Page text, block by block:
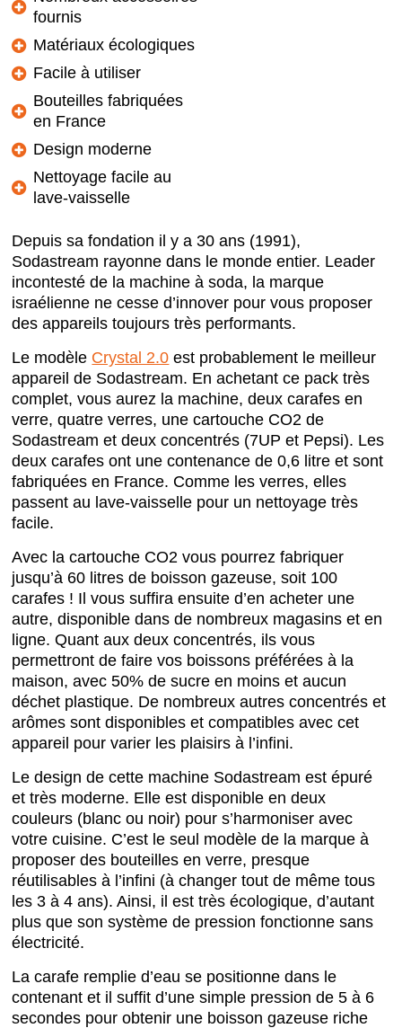
fournis
Matériaux écologiques
Facile à utiliser
Bouteilles fabriquées
en France
Design moderne
Nettoyage facile au
lave-vaisselle
Depuis sa fondation il y a 30 ans (1991),
Sodastream rayonne dans le monde entier. Leader
incontesté de la machine à soda, la marque
israélienne ne cesse d’innover pour vous proposer
des appareils toujours très performants.
Le modèle Crystal 2.0 est probablement le meilleur
appareil de Sodastream. En achetant ce pack très
complet, vous aurez la machine, deux carafes en
verre, quatre verres, une cartouche CO2 de
Sodastream et deux concentrés (7UP et Pepsi). Les
deux carafes ont une contenance de 0,6 litre et sont
fabriquées en France. Comme les verres, elles
passent au lave-vaisselle pour un nettoyage très
facile.
Avec la cartouche CO2 vous pourrez fabriquer
jusqu’à 60 litres de boisson gazeuse, soit 100
carafes ! Il vous suffira ensuite d’en acheter une
autre, disponible dans de nombreux magasins et en
ligne. Quant aux deux concentrés, ils vous
permettront de faire vos boissons préférées à la
maison, avec 50% de sucre en moins et aucun
déchet plastique. De nombreux autres concentrés et
arômes sont disponibles et compatibles avec cet
appareil pour varier les plaisirs à l’infini.
Le design de cette machine Sodastream est épuré
et très moderne. Elle est disponible en deux
couleurs (blanc ou noir) pour s’harmoniser avec
votre cuisine. C’est le seul modèle de la marque à
proposer des bouteilles en verre, presque
réutilisables à l’infini (à changer tout de même tous
les 3 à 4 ans). Ainsi, il est très écologique, d’autant
plus que son système de pression fonctionne sans
électricité.
La carafe remplie d’eau se positionne dans le
contenant et il suffit d’une simple pression de 5 à 6
secondes pour obtenir une boisson gazeuse riche